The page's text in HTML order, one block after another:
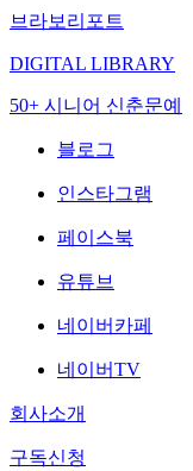
브라보리포트
DIGITAL LIBRARY
50+ 시니어 신춘문예
블로그
인스타그램
페이스북
유튜브
네이버카페
네이버TV
회사소개
구독신청